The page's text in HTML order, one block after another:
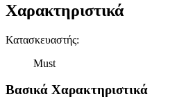
Χαρακτηριστικά
Κατασκευαστής:
Must
Βασικά Χαρακτηριστικά